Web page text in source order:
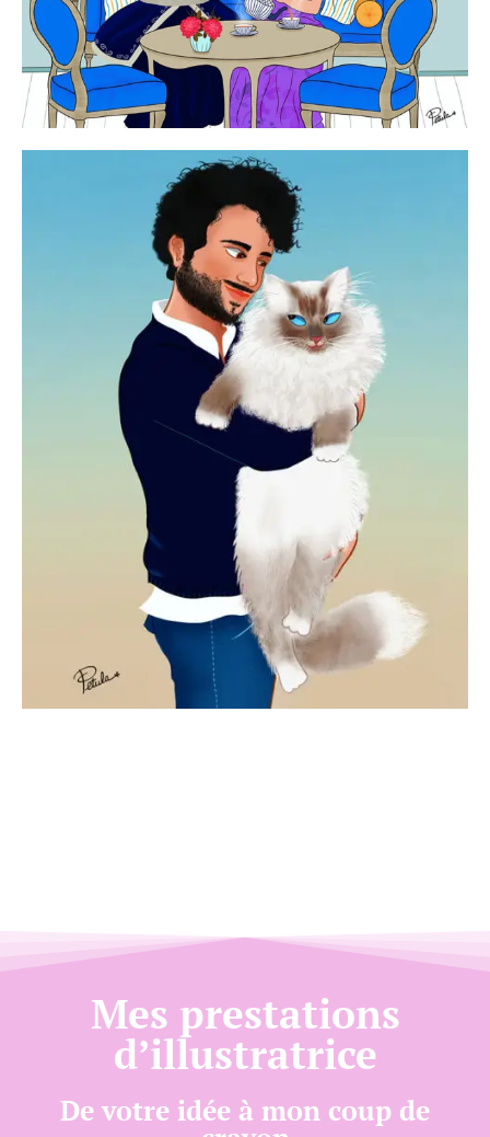
Mes prestations
d’illustratrice
De votre idée à mon coup de